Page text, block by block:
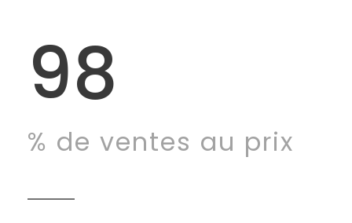
98
% de ventes au prix